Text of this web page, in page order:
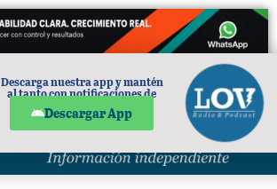
PUBLICIDAD
Descarga nuestra app y mantén
al tanto con notificaciones de
Descargar App